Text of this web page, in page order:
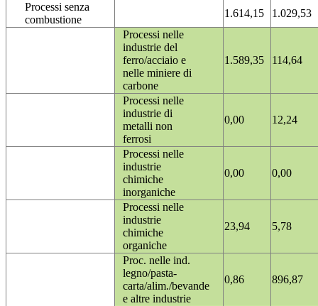
Processi senza
combustione
1.614,15
1.029,53
Processi nelle
industrie del
ferro/acciaio e
nelle miniere di
carbone
1.589,35 114,64
Processi nelle
industrie di
metalli non
ferrosi
0,00 12,24
Processi nelle
industrie
chimiche
inorganiche
0,00 0,00
Processi nelle
industrie
chimiche
organiche
23,94 5,78
Proc. nelle ind.
legno/pasta-
carta/alim./bevande
e altre industrie
0,86 896,87